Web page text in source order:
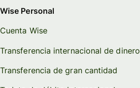
Wise Personal
Cuenta Wise
Transferencia internacional de dinero
Transferencia de gran cantidad